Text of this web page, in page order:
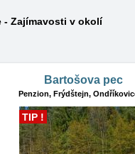
- Zajímavosti v okolí
Bartošova pec
Penzion, Frýdštejn,
TIP !